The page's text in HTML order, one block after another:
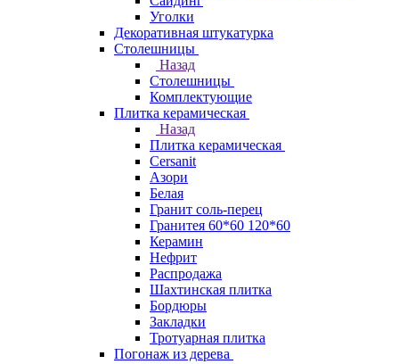
Уголки
Декоративная штукатурка
Столешницы
Назад
Столешницы
Комплектующие
Плитка керамическая
Назад
Плитка керамическая
Cersanit
Азори
Белая
Гранит соль-перец
Гранитея 60*60 120*60
Керамин
Нефрит
Распродажа
Шахтинская плитка
Бордюры
Закладки
Тротуарная плитка
Погонаж из дерева